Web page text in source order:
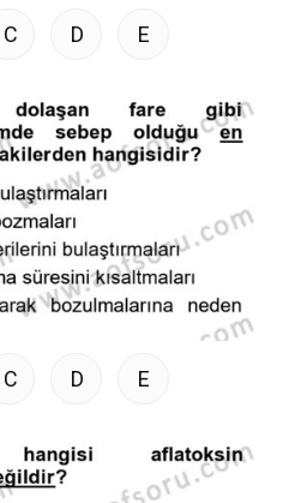
C D E
C D E